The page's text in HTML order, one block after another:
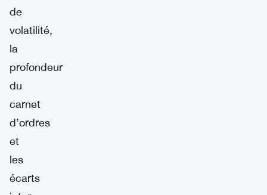
de
volatilité,
la
profondeur
du
carnet
d’ordres
et
les
écarts